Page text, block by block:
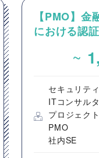
【PMO】
における認
~
セキュリテ
ITコンサル
プロジェク
PMO
社内SE